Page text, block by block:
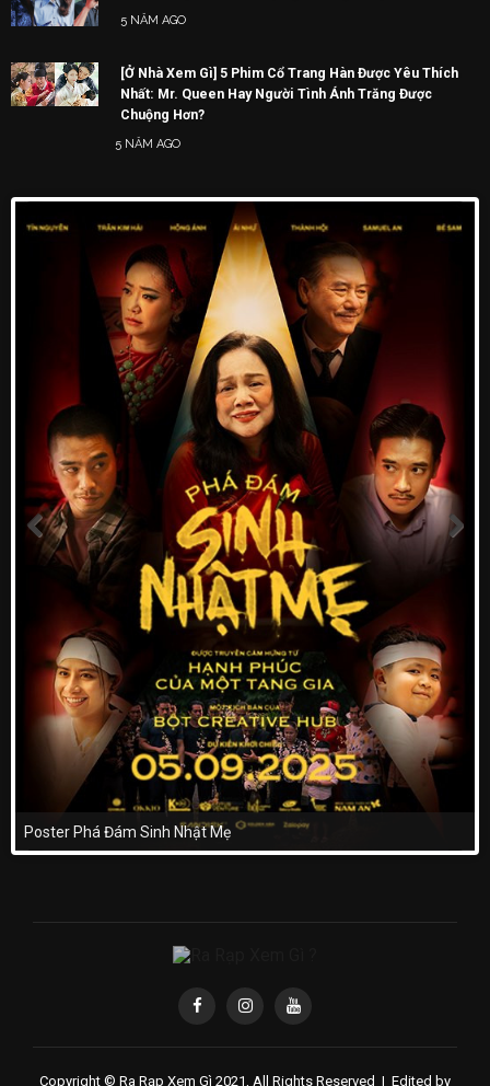
5 NĂM AGO
[Ở Nhà Xem Gì] 5 Phim Cổ Trang Hàn Được Yêu Thích
Nhất: Mr. Queen Hay Người Tình Ánh Trăng Được
Chuộng Hơn?
5 NĂM AGO
Poster Phá Đám Sinh Nhật Mẹ
Copyright © Ra Rạp Xem Gì 2021, All Rights Reserved | Edited by